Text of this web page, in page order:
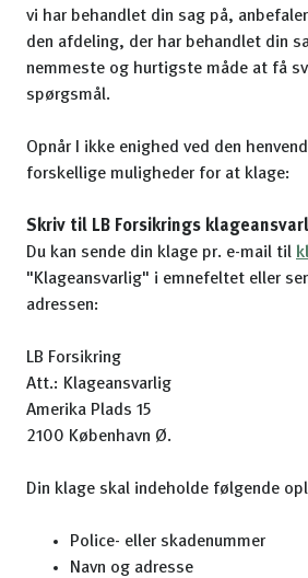
vi har behandlet din sag på,
den afdeling, der har behandlet din
nemmeste og hurtigste måde at få
spørgsmål.
Opnår I ikke enighed ved den
forskellige muligheder for at klage:
Skriv til LB Forsikrings
Du kan sende din klage pr. e-mail til
"Klageansvarlig" i emnefeltet eller
adressen:
LB Forsikring
Att.: Klageansvarlig
Amerika Plads 15
2100 København Ø.
Din klage skal indeholde følgende
Police- eller skadenummer
Navn og adresse